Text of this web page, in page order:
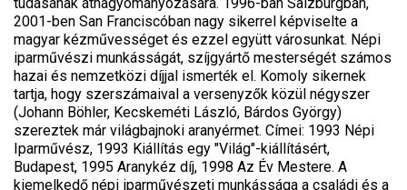
2001-ben San Franciscóban nagy sikerrel képviselte a
magyar kézművességet és ezzel együtt városunkat. Népi
iparművészi munkásságát, szíjgyártő mesterségét számos
hazai és nemzetközi díjjal ismerték el. Komoly sikernek
tartja, hogy szerszámaival a versenyzők közül négyszer
(Johann Böhler, Kecskeméti László, Bárdos György)
szereztek már világbajnoki aranyérmet. Címei: 1993 Népi
Iparművész, 1993 Kiállítás egy "Világ"-kiállításért,
Budapest, 1995 Aranykéz díj, 1998 Az Év Mestere. A
kiemelkedő népi iparművészeti munkássága a családi és a